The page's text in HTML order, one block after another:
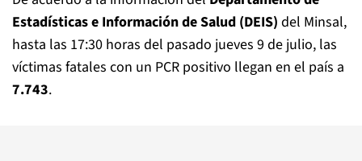
Estadísticas e Información de Salud (DEIS) del Minsal,
hasta las 17:30 horas del pasado jueves 9 de julio, las
víctimas fatales con un PCR positivo llegan en el país a
7.743.